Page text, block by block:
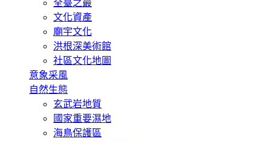
全臺之最
文化資產
廟宇文化
洪根深美術館
社區文化地圖
意象采風
自然生態
玄武岩地質
國家重要濕地
海鳥保護區